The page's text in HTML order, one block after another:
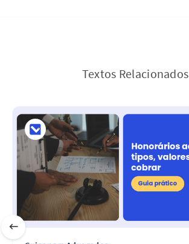
Textos Relacionados